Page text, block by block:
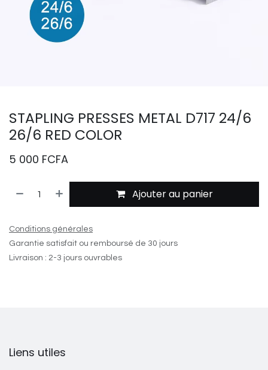
STAPLING PRESSES METAL D717 24/6
26/6 RED COLOR
5 000 FCFA
Ajouter au panier
Conditions générales
Garantie satisfait ou remboursé de 30 jours
Livraison : 2-3 jours ouvrables
Liens utiles